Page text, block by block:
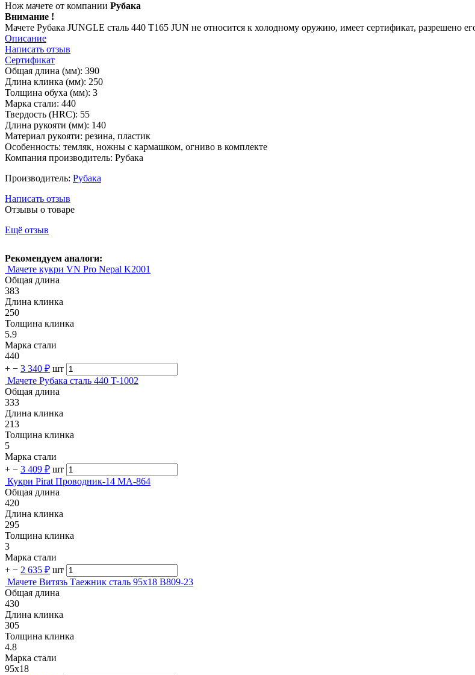
Нож мачете от компании Рубака
Внимание !
Мачете Рубака JUNGLE сталь 440 T165 JUN не относится к холодному оружию, имеет сертификат, разрешено
Описание
Написать отзыв
Сертификат
Общая длина (мм): 390
Длина клинка (мм): 250
Толщина обуха (мм): 3
Марка стали: 440
Твердость (HRC): 55
Длина рукояти (мм): 140
Материал рукояти: резина, пластик
Особенность: темляк, ножны с кармашком, огниво в комплекте
Компания производитель: Рубака
Производитель: Рубака
Написать отзыв
Отзывы о товаре
Ещё отзыв
Рекомендуем аналоги:
Мачете кукри VN Pro Nepal K2001
Общая длина
383
Длина клинка
250
Толщина клинка
5.9
Марка стали
440
+ − 3 340 ₽ шт
Мачете Рубака сталь 440 T-1002
Общая длина
333
Длина клинка
213
Толщина клинка
5
Марка стали
+ − 3 409 ₽ шт
Кукри Pirat Проводник-14 МА-864
Общая длина
420
Длина клинка
295
Толщина клинка
3
Марка стали
+ − 2 635 ₽ шт
Мачете Витязь Таежник сталь 95х18 B809-23
Общая длина
430
Длина клинка
305
Толщина клинка
4.8
Марка стали
95х18